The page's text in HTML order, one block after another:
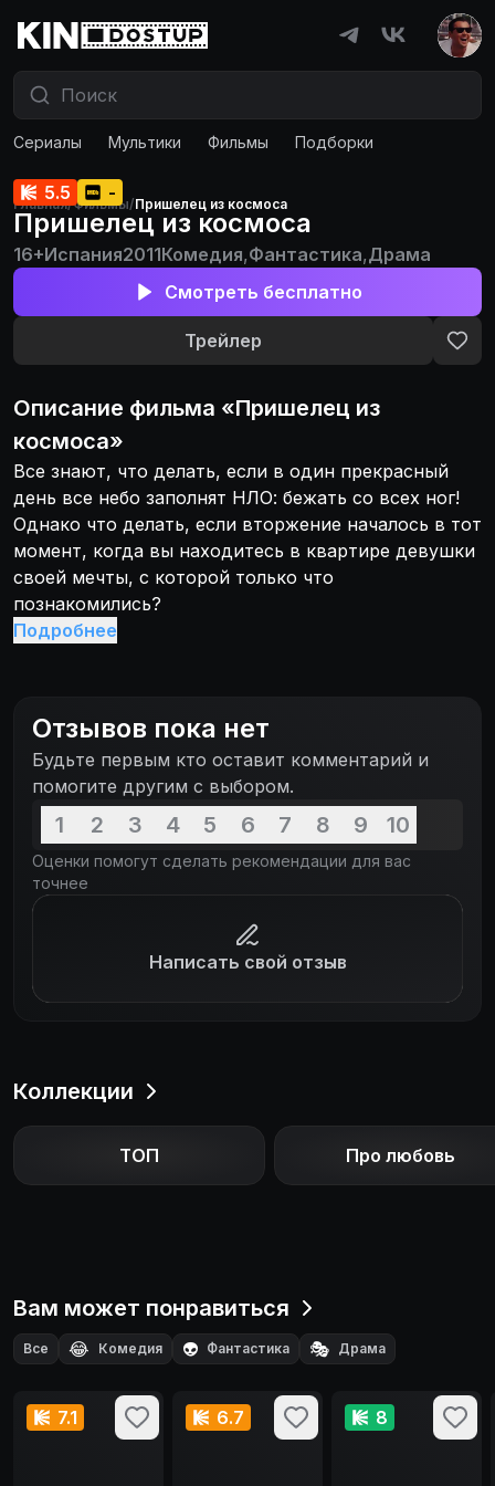
Сериалы Мультики Фильмы Подборки
Главная/Фильмы/Пришелец из космоса
5.5 -
Пришелец из космоса
16+Испания2011Комедия,Фантастика,Драма
Смотреть бесплатно
Трейлер
Описание фильма «Пришелец из
космоса»
Все знают, что делать, если в один прекрасный
день все небо заполнят НЛО: бежать со всех ног!
Однако что делать, если вторжение началось в тот
момент, когда вы находитесь в квартире девушки
своей мечты, с которой только что
познакомились?
Подробнее
Отзывов пока нет
Будьте первым кто оставит комментарий и
помогите другим с выбором.
1 2 3 4 5 6 7 8 9 10
Оценки помогут сделать рекомендации для вас
точнее
Написать свой отзыв
Коллекции
ТОП Про любовь
Вам может понравиться
Все 😂 Комедия 👽 Фантастика 🎭 Драма
7.1 6.7 8